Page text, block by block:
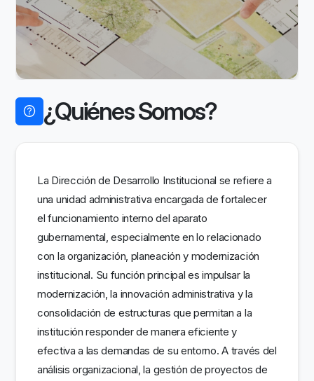
¿Quiénes Somos?
La Dirección de Desarrollo Institucional se refiere a
una unidad administrativa encargada de fortalecer
el funcionamiento interno del aparato
gubernamental, especialmente en lo relacionado
con la organización, planeación y modernización
institucional. Su función principal es impulsar la
modernización, la innovación administrativa y la
consolidación de estructuras que permitan a la
institución responder de manera eficiente y
efectiva a las demandas de su entorno. A través del
análisis organizacional, la gestión de proyectos de